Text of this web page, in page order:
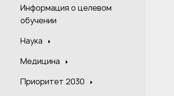
Информация о целевом
обучении
Наука
Медицина
Приоритет 2030